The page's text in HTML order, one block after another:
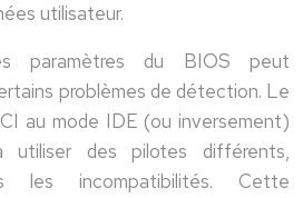
utilisateur.
paramètres du BIOS peut
problèmes de détection. Le
au mode IDE (ou inversement)
des pilotes différents,
les incompatibilités. Cette